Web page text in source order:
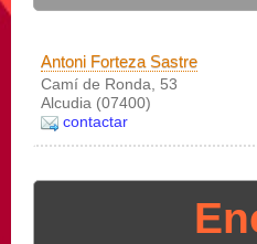
Antoni Forteza Sastre
Camí de Ronda, 53
Alcudia (07400)
contactar